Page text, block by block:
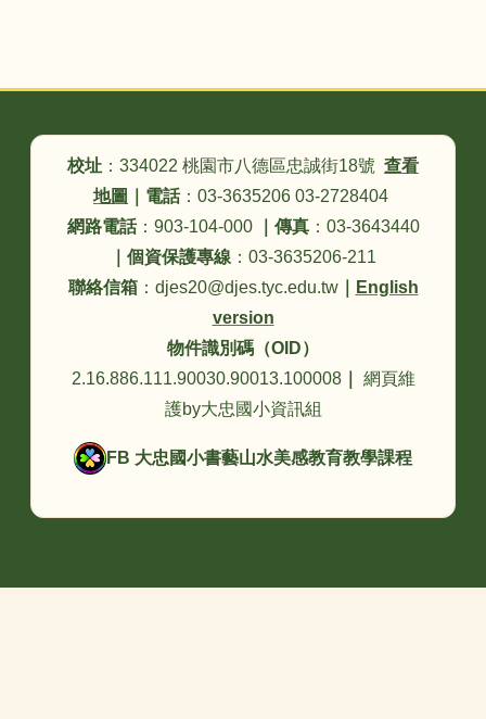
校址 ：334022 桃園市八德區忠誠街18號 查看
地圖
電話：03-3635206 03-2728404
網路電話：903-104-000 傳真：03-3643440
個資保護專線 ：03-3635206-211
聯絡信箱：djes20@djes.tyc.edu.tw｜
English
version
物件識別碼（OID）
2.16.886.111.90030.90013.100008｜
網頁維
護by大忠國小資訊組
FB 大忠國小書藝山水美感教育教學課程